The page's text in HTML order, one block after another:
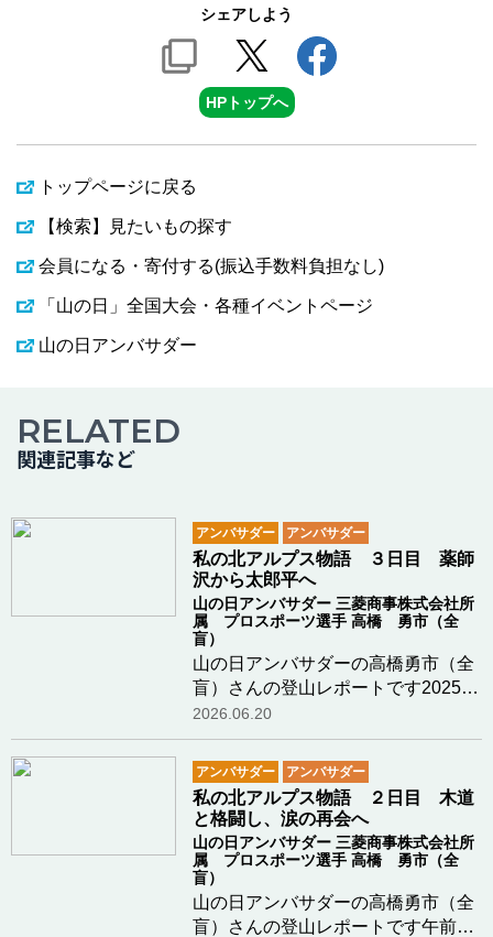
シェアしよう
HPトップへ
トップページに戻る
【検索】見たいもの探す
会員になる・寄付する(振込手数料負担なし)
「山の日」全国大会・各種イベントページ
山の日アンバサダー
RELATED
関連記事など
アンバサダー アンバサダー
私の北アルプス物語 ３日目 薬師
沢から太郎平へ
山の日アンバサダー 三菱商事株式会社所
属 プロスポーツ選手 高橋 勇市（全
盲）
山の日アンバサダーの高橋勇市（全
盲）さんの登山レポートです2025年
7月20日（日曜日）薬師沢小屋の朝
は、驚くほど早く動き出します。午
前3時。まだ深い闇の中、登山客が
床を歩くきしむ音や、ザックのバッ
クルを締める「カ…つづきを読む
2026.06.20
アンバサダー アンバサダー
私の北アルプス物語 ２日目 木道
と格闘し、涙の再会へ
山の日アンバサダー 三菱商事株式会社所
属 プロスポーツ選手 高橋 勇市（全
盲）
山の日アンバサダーの高橋勇市（全
盲）さんの登山レポートです午前6